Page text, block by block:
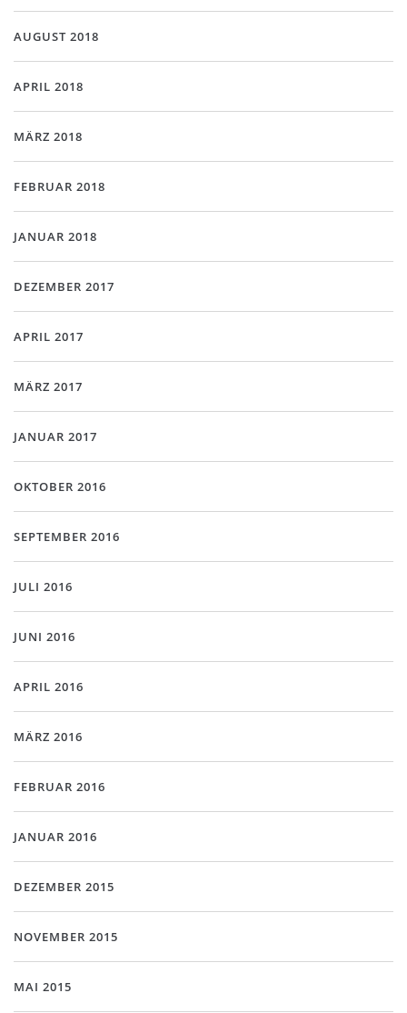
AUGUST 2018
APRIL 2018
MÄRZ 2018
FEBRUAR 2018
JANUAR 2018
DEZEMBER 2017
APRIL 2017
MÄRZ 2017
JANUAR 2017
OKTOBER 2016
SEPTEMBER 2016
JULI 2016
JUNI 2016
APRIL 2016
MÄRZ 2016
FEBRUAR 2016
JANUAR 2016
DEZEMBER 2015
NOVEMBER 2015
MAI 2015